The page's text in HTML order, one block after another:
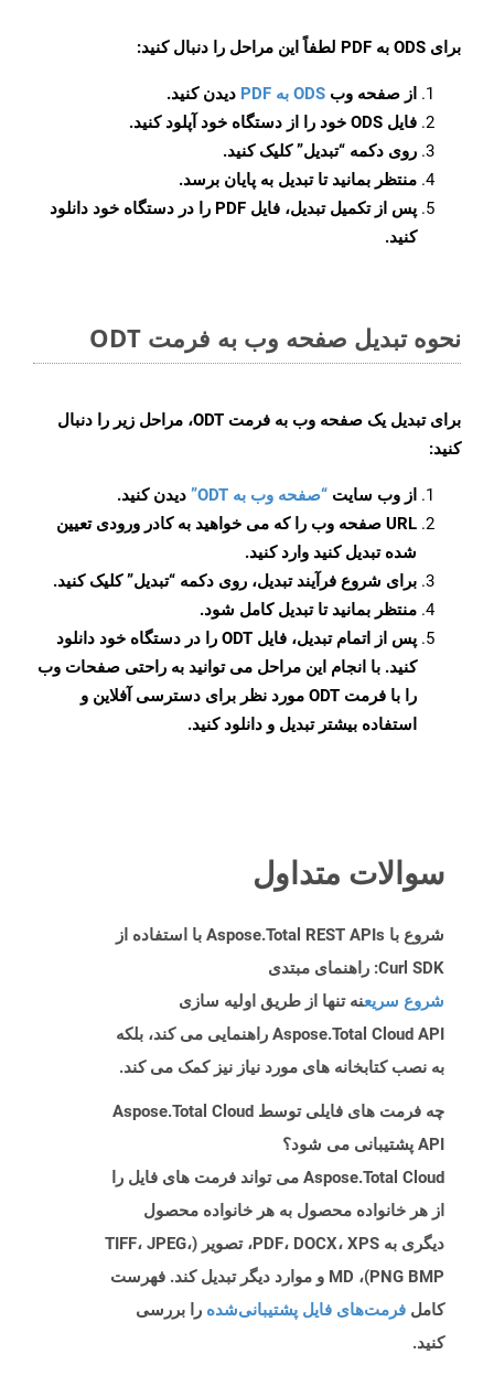
برای ODS به PDF لطفاً این مراحل را دنبال کنید:
از صفحه وب ODS به PDF
دیدن کنید.
فایل ODS خود را از دستگاه خود آپلود کنید.
روی دکمه “تبدیل”کلیک کنید.
منتظر بمانید تا تبدیل به پایان برسد.
پس از تکمیل تبدیل، فایل PDF را در دستگاه خود دانلود
کنید.
نحوه تبدیل صفحه وب به فرمت ODT
برای تبدیل یک صفحه وب به فرمت ODT، مراحل زیر را دنبال
کنید:
از وب سایت “صفحه وب به ODT”
دیدن کنید.
URL صفحه وب را که می خواهید به کادر ورودی تعیین
شده تبدیل کنید وارد کنید.
برای شروع فرآیند تبدیل، روی دکمه “تبدیل” کلیک کنید.
منتظر بمانید تا تبدیل کامل شود.
پس از اتمام تبدیل، فایل ODT را در دستگاه خود دانلود
کنید. با انجام این مراحل می توانید به راحتی صفحات وب
را با فرمت ODT مورد نظر برای دسترسی آفلاین و
استفاده بیشتر تبدیل و دانلود کنید.
سوالات متداول
شروع با Aspose.Total REST APIs با استفاده از
Curl SDK: راهنمای مبتدی
شروع سریعنه تنها از طریق اولیه سازی
Aspose.Total Cloud API راهنمایی می کند، بلکه
به نصب کتابخانه های مورد نیاز نیز کمک می کند.
چه فرمت های فایلی توسط Aspose.Total Cloud
API پشتیبانی می شود؟
Aspose.Total Cloud می تواند فرمت های فایل را
از هر خانواده محصول به هر خانواده محصول
دیگری به PDF، DOCX، XPS، تصویر (TIFF، JPEG،
PNG BMP)، MD و موارد دیگر تبدیل کند. فهرست
کامل فرمت‌های فایل پشتیبانی‌شده را بررسی
کنید.